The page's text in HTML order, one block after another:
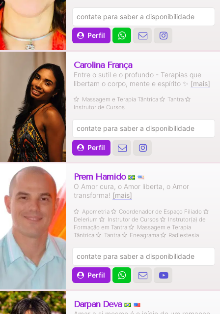
Perfil
contate para saber a disponibilidade
Carolina França
Entre o sutil e o profundo - Terapias que
libertam o corpo, mente e espírito ✨️ [mais]
Massagem e Terapia Tântrica
Tantra
Instrutor de Cursos
Perfil
contate para saber a disponibilidade
Prem Hamido
O Amor cura, o Amor liberta, o Amor
transforma! [mais]
Apometria
Coordenador de Espaço Filiado
Delerium
Instrutor de Cursos
Instrutor(a) de
Formação em Tantra
Massagem e Terapia
Tântrica
Tantra Eneagrama Radiestesia
Perfil
contate para saber a disponibilidade
Darpan Deva